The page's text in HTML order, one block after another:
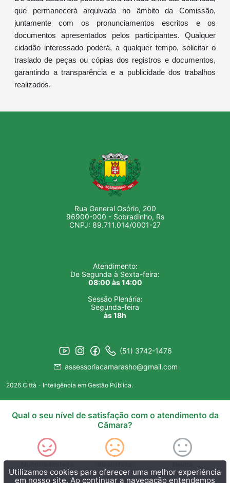
que permanecerá arquivada no âmbito da Comissão,
juntamente com os pronunciamentos escritos e os
documentos apresentados pelos participantes. Qualquer
cidadão interessado poderá, a qualquer tempo, solicitar o
traslado de peças ou cópias dos registros e documentos,
garantindo a transparência e a publicidade dos trabalhos
realizados.
Rua General Osório, 200
96900-000 - Sobradinho, Rs
CNPJ: 89.711.014/0001-27
Atendimento:
De Segunda à Sexta-feira:
08:00 às 14:00
Sessão Plenária:
Segunda-feira
às 18h
(51) 3742-1476
assessoriacamarasho@gmail.com
2026 Città - Inteligência em Gestão Pública.
Utilizamos cookies para oferecer uma melhor experiência
em nosso site. Ao continuar a navegação entendemos
Qual o seu nível de satisfação com o atendimento da
Câmara?